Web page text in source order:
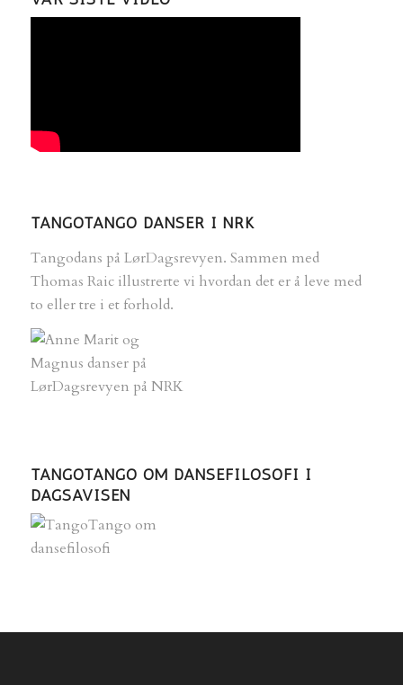
TANGOTANGO DANSER I NRK
Tangodans på LørDagsrevyen. Sammen med
Thomas Raic illustrerte vi hvordan det er å leve med
to eller tre i et forhold.
TANGOTANGO OM DANSEFILOSOFI I
DAGSAVISEN